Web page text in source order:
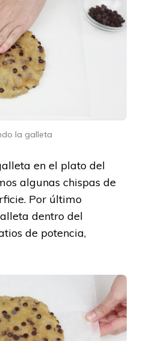
la galleta
en el plato del
algunas chispas de
Por último
dentro del
de potencia,